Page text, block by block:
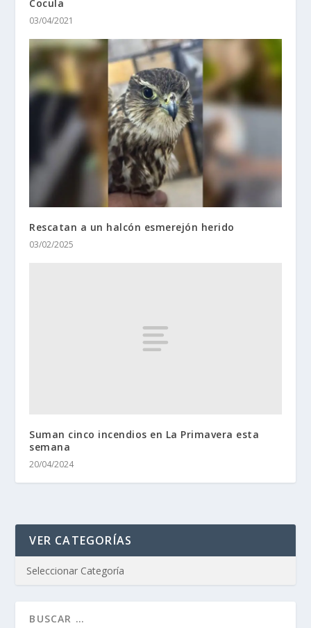
Cocula
03/04/2021
Rescatan a un halcón esmerejón herido
03/02/2025
Suman cinco incendios en La Primavera esta
semana
20/04/2024
VER CATEGORÍAS